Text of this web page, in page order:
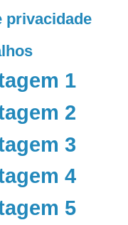
privacidade
1
2
3
4
5